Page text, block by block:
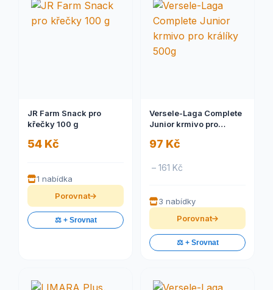
JR Farm Snack pro
křečky 100 g
54 Kč
1 nabídka
Porovnat
⚖️ + Srovnat
Versele-Laga Complete
Junior krmivo pro
97 Kč
– 161 Kč
3 nabídky
Porovnat
⚖️ + Srovnat